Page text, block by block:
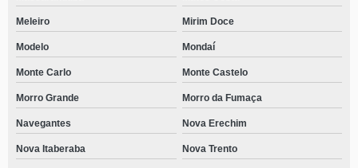
Meleiro Mirim Doce
Modelo Mondaí
Monte Carlo Monte Castelo
Morro Grande Morro da Fumaça
Navegantes Nova Erechim
Nova Itaberaba Nova Trento